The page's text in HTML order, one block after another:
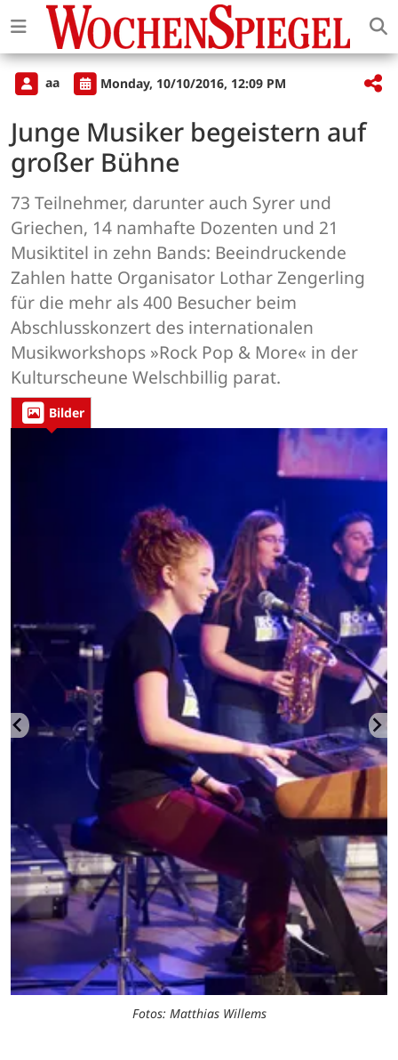
aa Monday, 10/10/2016, 12:09 PM
Junge Musiker begeistern auf
großer Bühne
73 Teilnehmer, darunter auch Syrer und
Griechen, 14 namhafte Dozenten und 21
Musiktitel in zehn Bands: Beeindruckende
Zahlen hatte Organisator Lothar Zengerling
für die mehr als 400 Besucher beim
Abschlusskonzert des internationalen
Musikworkshops »Rock Pop & More« in der
Kulturscheune Welschbillig parat.
Bilder
Fotos: Matthias Willems